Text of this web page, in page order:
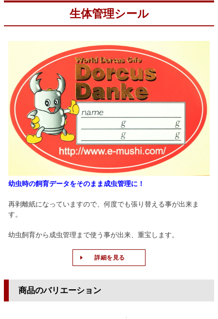
生体管理シール
幼虫時の飼育データをそのまま成虫管理に！
再剥離紙になっていますので、何度でも張り替える事が出来ま
す。
幼虫飼育から成虫管理まで使う事が出来、重宝します。
詳細を見る
商品のバリエーション